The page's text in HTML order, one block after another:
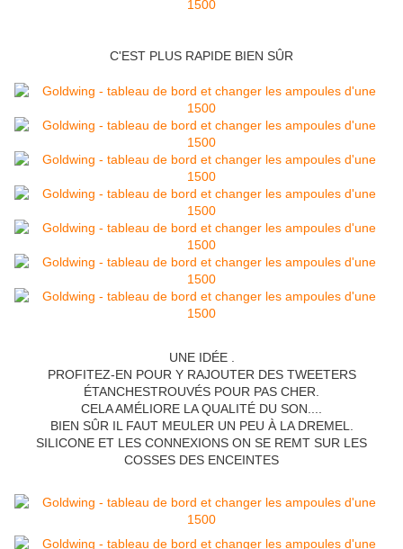
C'EST PLUS RAPIDE BIEN SÛR
UNE IDÉE .
PROFITEZ-EN POUR Y RAJOUTER DES TWEETERS
ÉTANCHESTROUVÉS POUR PAS CHER.
CELA AMÉLIORE LA QUALITÉ DU SON....
BIEN SÛR IL FAUT MEULER UN PEU À LA DREMEL.
SILICONE ET LES CONNEXIONS ON SE REMT SUR LES
COSSES DES ENCEINTES